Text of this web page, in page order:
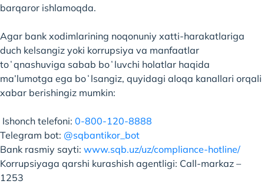
barqaror ishlamoqda.
Agar bank xodimlarining noqonuniy xatti-harakatlariga
duch kelsangiz yoki korrupsiya va manfaatlar
toʻqnashuviga sabab boʻluvchi holatlar haqida
ma’lumotga ega boʻlsangiz, quyidagi aloqa kanallari orqali
xabar berishingiz mumkin:
Ishonch telefoni: 0-800-120-8888
Telegram bot: @sqbantikor_bot
Bank rasmiy sayti: www.sqb.uz/uz/compliance-hotline/
Korrupsiyaga qarshi kurashish agentligi: Call-markaz –
1253